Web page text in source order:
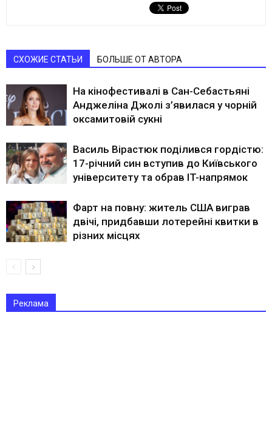
СХОЖИЕ СТАТЬИ БОЛЬШЕ ОТ АВТОРА
На кінофестивалі в Сан-Себастьяні
Анджеліна Джолі з’явилася у чорній
оксамитовій сукні
Василь Вірастюк поділився гордістю:
17-річний син вступив до Київського
університету та обрав IT-напрямок
Фарт на повну: житель США виграв
двічі, придбавши лотерейні квитки в
різних місцях
Реклама